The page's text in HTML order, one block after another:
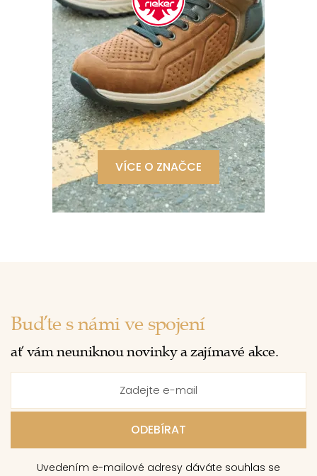
VÍCE O ZNAČCE
Buďte s námi ve spojení
ať vám neuniknou novinky a zajímavé akce.
Uvedením e-mailové adresy dáváte souhlas se